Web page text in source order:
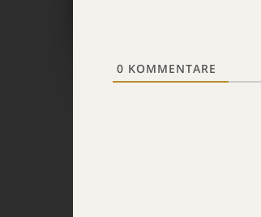
0 KOMMENTARE